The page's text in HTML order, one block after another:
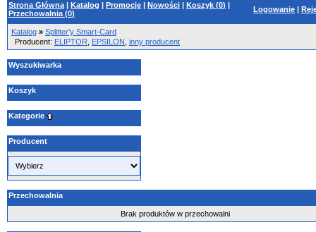
Strona Główna | Katalog | Promocje | Nowości | Koszyk (0) |
Przechowalnia (0) Logowanie |
Katalog » Splitter'y Smart-Card
Producent: ELIPTOR EPSILON inny producent
Wyszukiwarka
Koszyk
Kategorie
Producent
Przechowalnia
Brak produktów w przechowalni